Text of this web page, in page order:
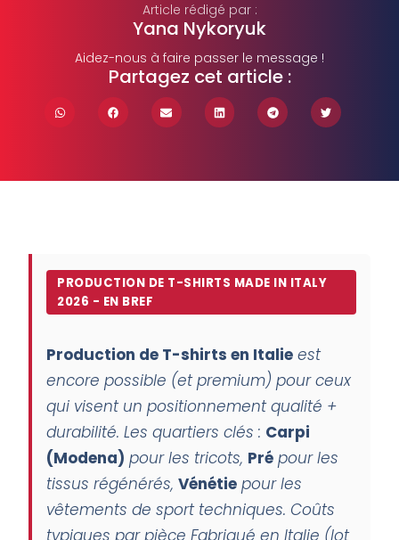
Article rédigé par :
Yana Nykoryuk
Aidez-nous à faire passer le message !
Partagez cet article :
PRODUCTION DE T-SHIRTS MADE IN ITALY
2026 - EN BREF
Production de T-shirts en Italie est
encore possible (et premium) pour ceux
qui visent un positionnement qualité +
durabilité. Les quartiers clés : Carpi
(Modena) pour les tricots, Pré pour les
tissus régénérés,Vénétie pour les
vêtements de sport techniques. Coûts
typiques par pièce Fabriqué en Italie (lot